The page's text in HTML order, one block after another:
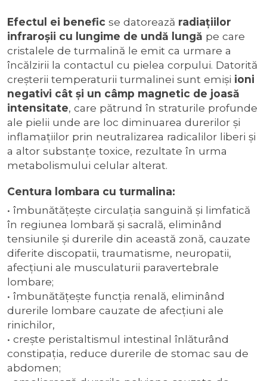
Efectul ei benefic se datorează radiaţiilor
infraroşii cu lungime de undă lungă pe care
cristalele de turmalină le emit ca urmare a
încălzirii la contactul cu pielea corpului. Datorită
creșterii temperaturii turmalinei sunt emiși ioni
negativi cât şi un câmp magnetic de joasă
intensitate, care pătrund în straturile profunde
ale pielii unde are loc diminuarea durerilor și
inflamațiilor prin neutralizarea radicalilor liberi şi
a altor substanţe toxice, rezultate în urma
metabolismului celular alterat.
Centura lombara cu turmalina:
• îmbunătăţeşte circulaţia sanguină şi limfatică
în regiunea lombară şi sacrală, eliminând
tensiunile şi durerile din această zonă, cauzate
diferite discopatii, traumatisme, neuropatii,
afecţiuni ale musculaturii paravertebrale
lombare;
• îmbunătăţeşte funcţia renală, eliminând
durerile lombare cauzate de afecţiuni ale
rinichilor,
• creşte peristaltismul intestinal înlăturând
constipaţia, reduce durerile de stomac sau de
abdomen;